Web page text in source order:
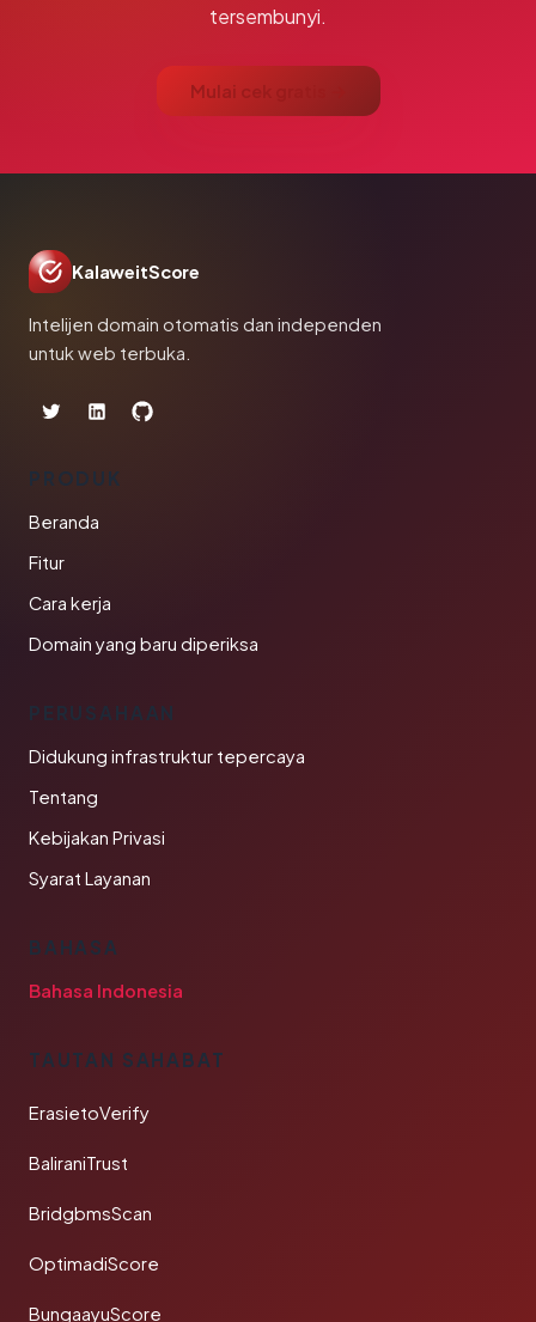
tersembunyi.
Mulai cek gratis →
KalaweitScore
Intelijen domain otomatis dan independen
untuk web terbuka.
PRODUK
Beranda
Fitur
Cara kerja
Domain yang baru diperiksa
PERUSAHAAN
Didukung infrastruktur tepercaya
Tentang
Kebijakan Privasi
Syarat Layanan
BAHASA
Bahasa Indonesia
TAUTAN SAHABAT
ErasietoVerify
BaliraniTrust
BridgbmsScan
OptimadiScore
BungaayuScore